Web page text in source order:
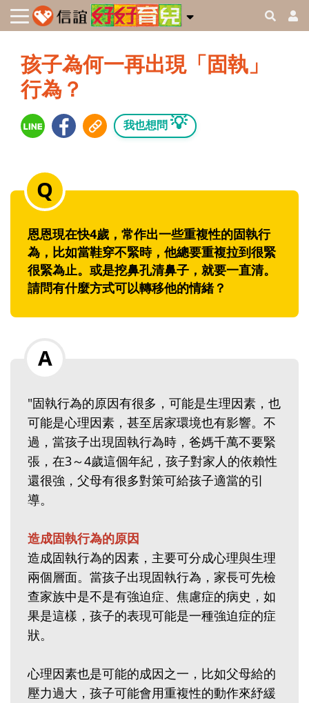
孩子為何一再出現「固執」
行為？
我也想問 💡
恩恩現在快4歲，常作出一些重複性的固執行
為，比如當鞋穿不緊時，他總要重複拉到很緊
很緊為止。或是挖鼻孔清鼻子，就要一直清。
請問有什麼方式可以轉移他的情緒？
"固執行為的原因有很多，可能是生理因素，也
可能是心理因素，甚至居家環境也有影響。不
過，當孩子出現固執行為時，爸媽千萬不要緊
張，在3～4歲這個年紀，孩子對家人的依賴性
還很強，父母有很多對策可給孩子適當的引
導。
造成固執行為的原因
造成固執行為的因素，主要可分成心理與生理
兩個層面。當孩子出現固執行為，家長可先檢
查家族中是不是有強迫症、焦慮症的病史，如
果是這樣，孩子的表現可能是一種強迫症的症
狀。
心理因素也是可能的成因之一，比如父母給的
壓力過大，孩子可能會用重複性的動作來紓緩